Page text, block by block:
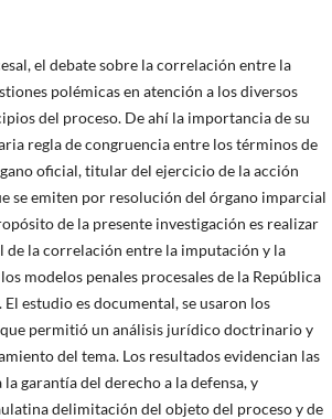
el debate sobre la correlación entre la
polémicas en atención a los diversos
del proceso. De ahí la importancia de su
regla de congruencia entre los términos de
oficial, titular del ejercicio de la acción
se emiten por resolución del órgano imparcial
de la presente investigación es realizar
la correlación entre la imputación y la
modelos penales procesales de la República
estudio es documental, se usaron los
permitió un análisis jurídico doctrinario y
del tema. Los resultados evidencian las
garantía del derecho a la defensa, y
delimitación del objeto del proceso y de